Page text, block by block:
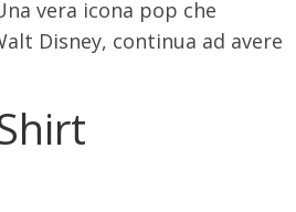
vera icona pop che
Disney, continua ad avere